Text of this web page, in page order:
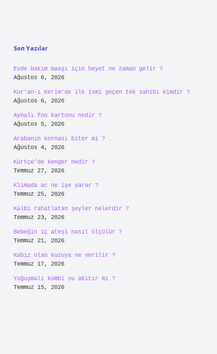
Son Yazılar
Evde bakım maaşı için heyet ne zaman gelir ?
Ağustos 6, 2026
Kur’an-ı Kerim’de ilk ismi geçen tek sahibi kimdir ?
Ağustos 6, 2026
Aynalı fon kartonu nedir ?
Ağustos 5, 2026
Arabanın kornası biter mi ?
Ağustos 4, 2026
Kürtçe’de kenger nedir ?
Temmuz 27, 2026
Klimada ac ne işe yarar ?
Temmuz 25, 2026
Kalbi rahatlatan şeyler nelerdir ?
Temmuz 23, 2026
Bebeğin iç ateşi nasıl ölçülür ?
Temmuz 21, 2026
Kabız olan kuzuya ne verilir ?
Temmuz 17, 2026
Yoğuşmalı kombi su akıtır mı ?
Temmuz 15, 2026